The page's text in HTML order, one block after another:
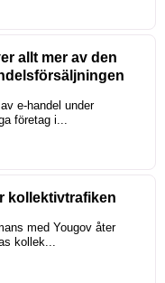
allt mer av den
e-handel under
företag i...
kollektivtrafiken
med Yougov åter
kollek...